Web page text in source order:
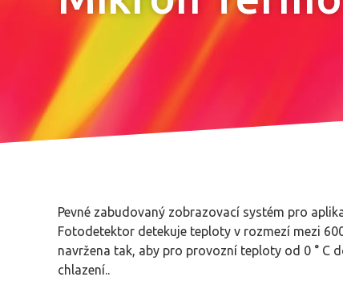
Pevné zabudovaný zobrazovací systém pro
Fotodetektor detekuje teploty v rozmezí mezi
navržena tak, aby pro provozní teploty od 0 ° C
chlazení..